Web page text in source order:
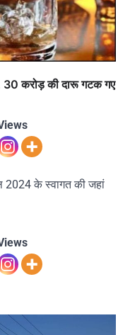
करोड़ की दारू गटक गए
2024 के स्वागत की जहां